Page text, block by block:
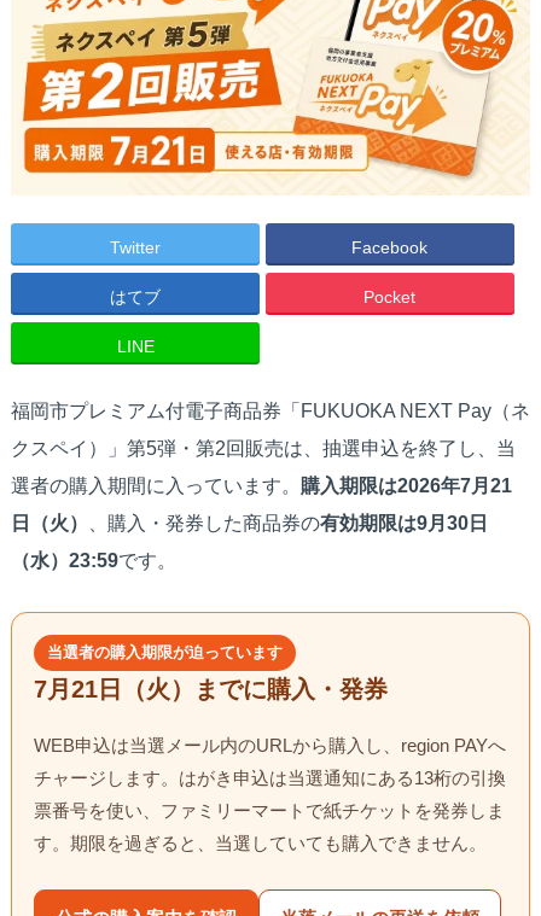
Twitter Facebook
はてブ Pocket
LINE
福岡市プレミアム付電子商品券「FUKUOKA NEXT Pay（ネ
クスペイ）」第5弾・第2回販売は、抽選申込を終了し、当
選者の購入期間に入っています。 購入期限は2026年7月21
日（火）
、購入・発券した商品券の有効期限は9月30日
（水）23:59です。
当選者の購入期限が迫っています
7月21日（火）までに購入・発券
WEB申込は当選メール内のURLから購入し、region PAYへ
チャージします。はがき申込は当選通知にある13桁の引換
票番号を使い、ファミリーマートで紙チケットを発券しま
す。期限を過ぎると、当選していても購入できません。